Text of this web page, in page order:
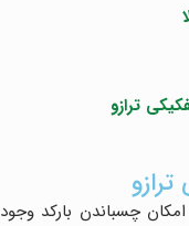
چسباندن بارکد وجود